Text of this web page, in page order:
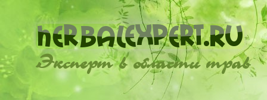
Эксперт в области трав